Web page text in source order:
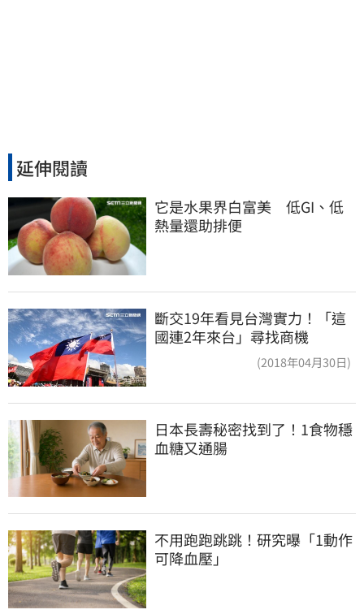
延伸閱讀
它是水果界白富美　低GI、低
熱量還助排便
斷交19年看見台灣實力！「這
國連2年來台」尋找商機
(2018年04月30日)
日本長壽秘密找到了！1食物穩
血糖又通腸
不用跑跑跳跳！研究曝「1動作
可降血壓」